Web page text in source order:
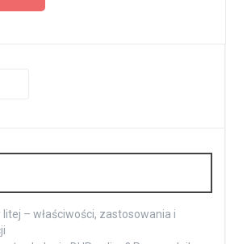
– właściwości, zastosowania i